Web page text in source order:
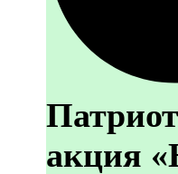
акция